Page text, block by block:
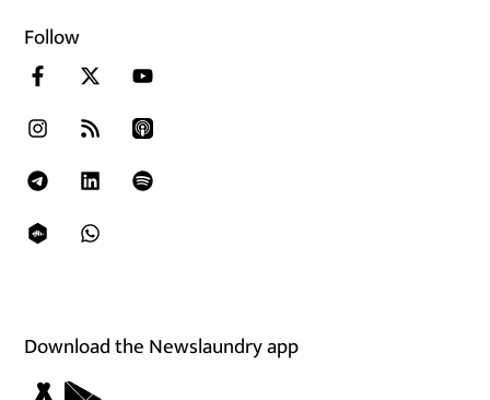
Follow
Download the Newslaundry app